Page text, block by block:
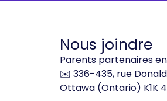
Nous joindre
Parents partenaires
✉️ 336-435, rue Donald
Ottawa (Ontario) K1K